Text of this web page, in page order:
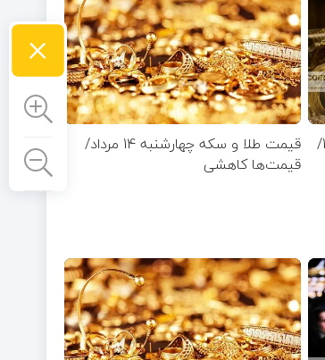
قیمت طلای 18عیار امروز 14مرداد 1405/
قیمت طلا و سکه چهارشنبه 14 مرداد/
قیمت‌ها کاهشی
×